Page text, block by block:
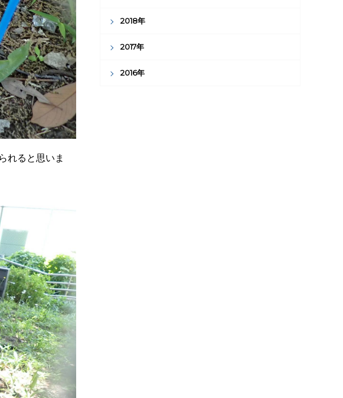
れると思いま
2018年
2017年
2016年